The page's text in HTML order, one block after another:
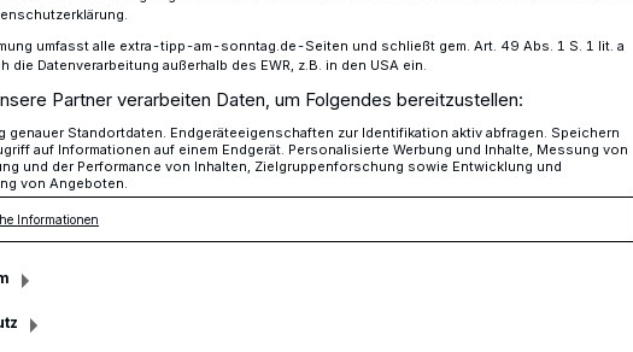
für Senioren
Mönchengladbach bietet wieder ein
an. Pedelec-Fahrer über 65 können
März anmelden.
umfasst alle extra-tipp-am-sonntag.de-Seiten und schließt gem. Art. 49 Abs. 1 S. 1 lit. a
die Datenverarbeitung außerhalb des EWR, z.B. in den USA ein.
Partner verarbeiten Daten, um Folgendes bereitzustellen:
genauer Standortdaten. Endgeräteeigenschaften zur Identifikation aktiv abfragen. Speichern
auf Informationen auf einem Endgerät. Personalisierte Werbung und Inhalte, Messung von
und der Performance von Inhalten, Zielgruppenforschung sowie Entwicklung und
von Angeboten.
Informationen